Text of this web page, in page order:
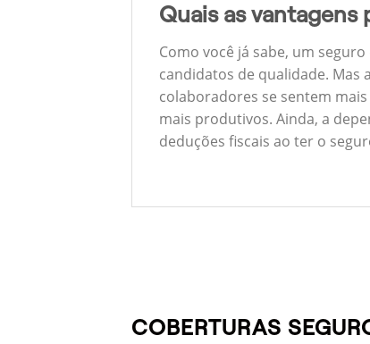
Quais as vantagens
Como você já sabe, um
candidatos de qualidade. Mas
colaboradores se sentem
mais produtivos. Ainda, a
deduções fiscais ao ter o
COBERTURAS